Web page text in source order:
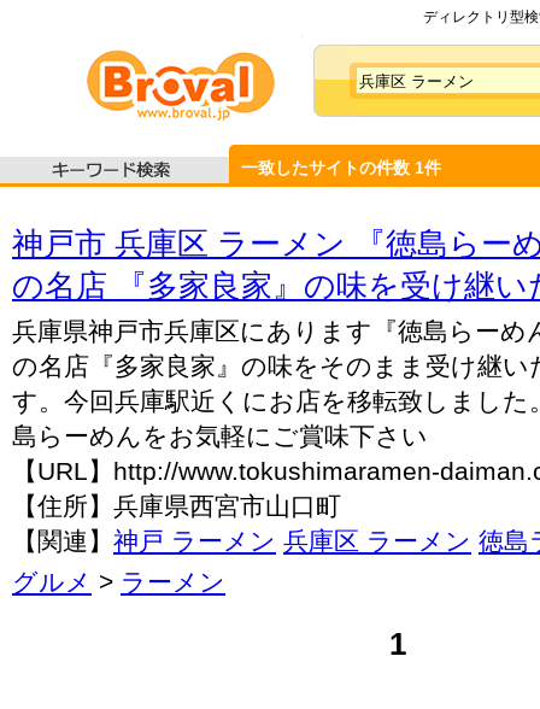
ディレクトリ型
一致したサイトの件数 1件
神戸市 兵庫区 ラーメン 『徳島らー
の名店 『多家良家』の味を受け継い
兵庫県神戸市兵庫区にあります『徳島らーめ
の名店『多家良家』の味をそのまま受け継い
す。今回兵庫駅近くにお店を移転致しました
島らーめんをお気軽にご賞味下さい
【URL】http://www.tokushimaramen-
【住所】兵庫県西宮市山口町
【関連】 神戸 ラーメン 兵庫区 ラーメン 徳島
グルメ > ラーメン
1